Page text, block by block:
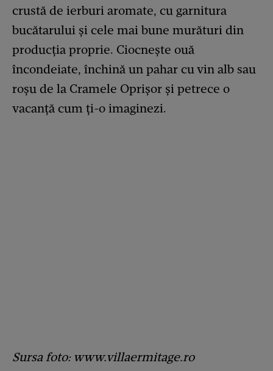
crustă de ierburi aromate, cu garnitura
bucătarului și cele mai bune murături din
producția proprie. Ciocnește ouă
încondeiate, închină un pahar cu vin alb sau
roșu de la Cramele Oprișor și petrece o
vacanță cum ți-o imaginezi.
Sursa foto: www.villaermitage.ro